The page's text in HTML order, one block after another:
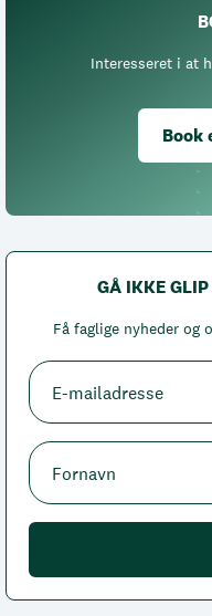
Interesseret i at
Book
GÅ IKKE
Få faglige nyheder og